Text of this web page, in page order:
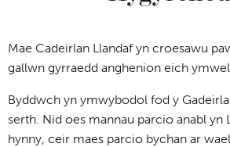
Mae Cadeirlan Llandaf yn croesawu
gallwn gyrraedd anghenion eich
Byddwch yn ymwybodol fod y
serth. Nid oes mannau parcio anabl yn
hynny, ceir maes parcio bychan ar